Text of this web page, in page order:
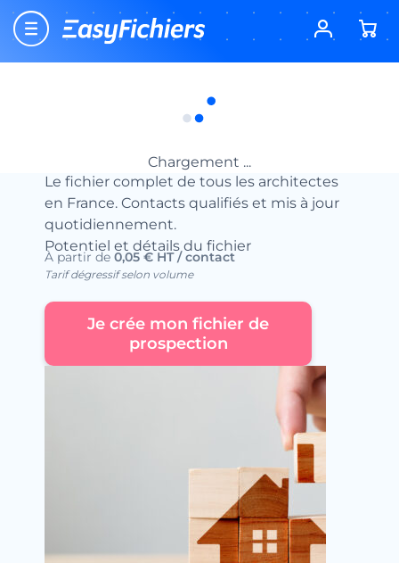
Chargement ...
Accueil
Fichiers d’entreprises
Fichier des Architectes
Fichier des Architectes
Le fichier complet de tous les architectes
en France. Contacts qualifiés et mis à jour
quotidiennement.
Potentiel et détails du fichier
À partir de 0,05 € HT / contact
Tarif dégressif selon volume
Je crée mon fichier de
prospection